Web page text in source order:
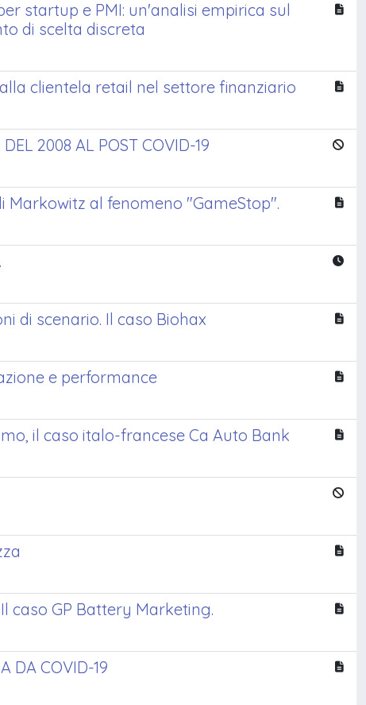
startup e PMI: un'analisi empirica sul
di scelta discreta
clientela retail nel settore finanziario
2008 AL POST COVID-19
al fenomeno "GameStop".
di scenario. Il caso Biohax
e performance
il caso italo-francese Ca Auto Bank
caso GP Battery Marketing.
DA COVID-19